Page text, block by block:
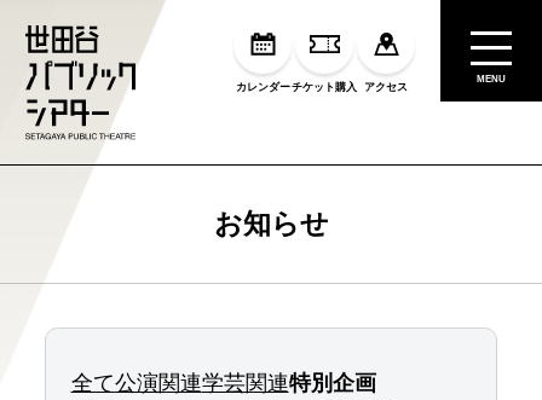
カレンダーチケット購入 アクセス
MENU
お知らせ
全て公演関連学芸関連特別企画